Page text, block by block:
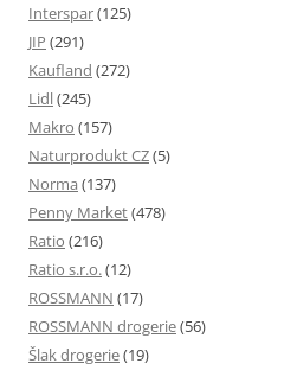
Interspar(125)
JIP (291)
Kaufland (272)
Lidl(245)
Makro (157)
Naturprodukt CZ(5)
Norma (137)
Penny Market(478)
Ratio (216)
Ratio s.r.o.(12)
ROSSMANN (17)
ROSSMANN drogerie(56)
Šlak drogerie(19)